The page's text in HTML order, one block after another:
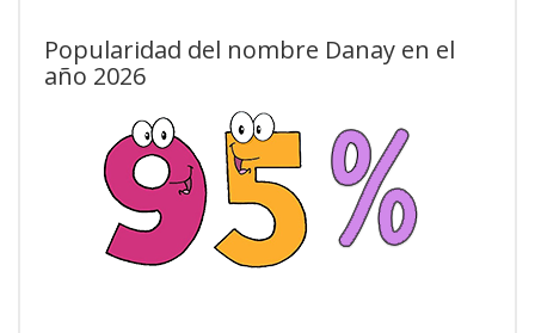
Popularidad del nombre Danay en el
año 2026